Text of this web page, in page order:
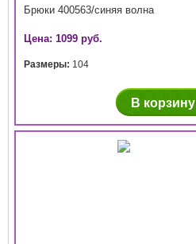
Брюки 400563/синяя волна
Цена: 1099 руб.
Размеры: 104
В корзину